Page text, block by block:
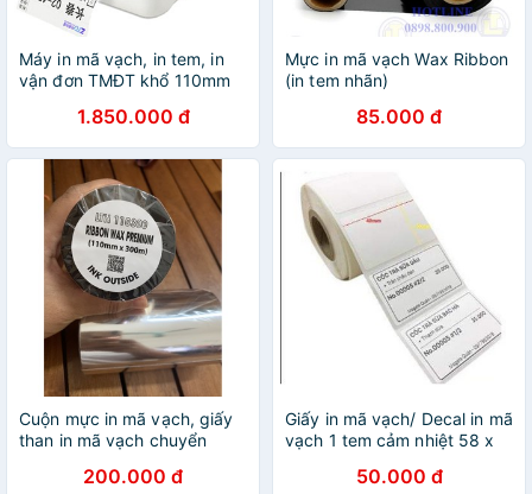
Máy in mã vạch, in tem, in
vận đơn TMĐT khổ 110mm
1.850.000 đ
Mực in mã vạch Wax Ribbon
(in tem nhãn)
85.000 đ
Cuộn mực in mã vạch, giấy
than in mã vạch chuyển
Premium DV121/NW21
200.000 đ
Giấy in mã vạch/ Decal in mã
vạch 1 tem cảm nhiệt 58 x
50.000 đ